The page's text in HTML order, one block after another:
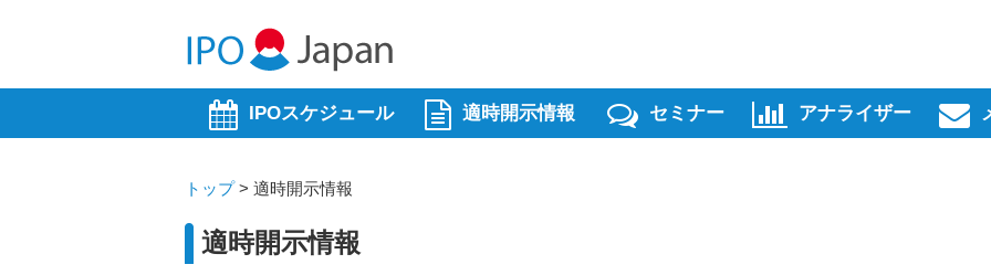
IPOスケジュール 適時開示情報 セミナー アナライザー
トップ> 適時開示情報
適時開示情報